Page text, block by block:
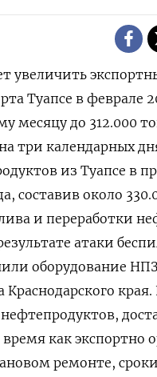
Туапсе в феврале
до 312.000
три календарных
​из Туапсе в
составив около
и переработки
атаки
оборудование
⁠как экспортно
ремонте,